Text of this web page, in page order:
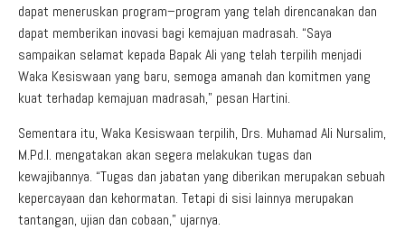
dapat meneruskan program–program yang telah direncanakan dan
dapat memberikan inovasi bagi kemajuan madrasah. “Saya
sampaikan selamat kepada Bapak Ali yang telah terpilih menjadi
Waka Kesiswaan yang baru, semoga amanah dan komitmen yang
kuat terhadap kemajuan madrasah,” pesan Hartini.
Sementara itu, Waka Kesiswaan terpilih, Drs. Muhamad Ali Nursalim,
M.Pd.I. mengatakan akan segera melakukan tugas dan
kewajibannya. “Tugas dan jabatan yang diberikan merupakan sebuah
kepercayaan dan kehormatan. Tetapi di sisi lainnya merupakan
tantangan, ujian dan cobaan,” ujarnya.